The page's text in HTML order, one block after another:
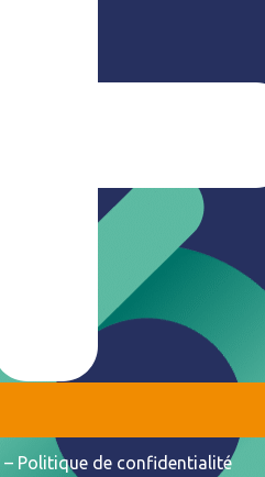
– Politique de confidentialité